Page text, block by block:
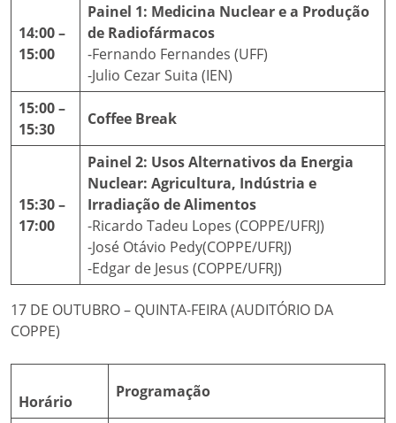
14:00 –
15:00
Painel 1: Medicina Nuclear e a Produção
de Radiofármacos
-Fernando Fernandes (UFF)
-Julio Cezar Suita (IEN)
15:00 –
15:30
Coffee Break
15:30 –
17:00
Painel 2: Usos Alternativos da Energia
Nuclear: Agricultura, Indústria e
Irradiação de Alimentos
-Ricardo Tadeu Lopes (COPPE/UFRJ)
-José Otávio Pedy(COPPE/UFRJ)
-Edgar de Jesus (COPPE/UFRJ)
17 DE OUTUBRO – QUINTA-FEIRA (AUDITÓRIO DA
COPPE)
Horário
Programação